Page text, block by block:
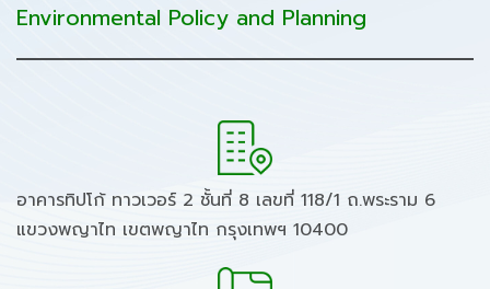
Environmental Policy and Planning
อาคารทิปโก้ ทาวเวอร์ 2 ชั้นที่ 8 เลขที่ 118/1 ถ.พระราม 6
แขวงพญาไท เขตพญาไท กรุงเทพฯ 10400